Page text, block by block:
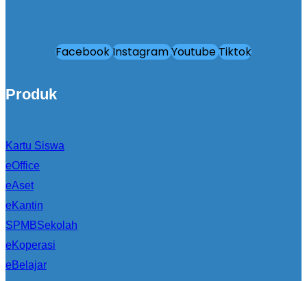
FacebookInstagramYoutubeTiktok
Produk
Kartu Siswa
eOffice
eAset
eKantin
SPMBSekolah
eKoperasi
eBelajar